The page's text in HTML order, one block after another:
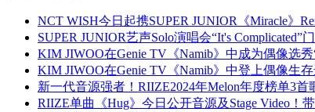
NCT WISH今日起携SUPER JUNIOR《Miracle》
SUPER JUNIOR艺声Solo演唱会“It's Complicated”
KIM JIWOO在Genie TV《Namib》中成为偶像选秀
KIM JIWOO在Genie TV《Namib》中登上偶像生
新一代音源强者！RIIZE2024年Melon年度榜单3首
RIIZE单曲《Hug》今日公开音源及Stage Video！